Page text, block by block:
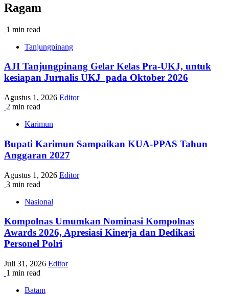
Ragam
1 min read
Tanjungpinang
AJI Tanjungpinang Gelar Kelas Pra-UKJ, untuk
kesiapan Jurnalis UKJ pada Oktober 2026
Agustus 1, 2026 Editor
2 min read
Karimun
Bupati Karimun Sampaikan KUA-PPAS Tahun
Anggaran 2027
Agustus 1, 2026 Editor
3 min read
Nasional
Kompolnas Umumkan Nominasi Kompolnas
Awards 2026, Apresiasi Kinerja dan Dedikasi
Personel Polri
Juli 31, 2026 Editor
1 min read
Batam